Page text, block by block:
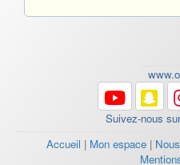
Suivez-nous
Accueil | Mon espace |